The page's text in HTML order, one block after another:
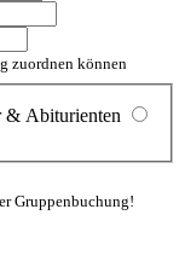
zuordnen können
& Abiturienten
Gruppenbuchung!